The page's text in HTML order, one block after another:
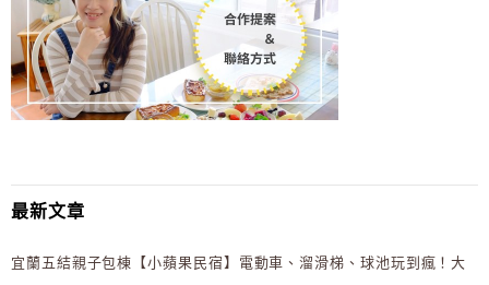
最新文章
宜蘭五結親子包棟【小蘋果民宿】電動車、溜滑梯、球池玩到瘋！大